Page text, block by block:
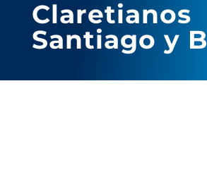
Claretianos
Santiago y